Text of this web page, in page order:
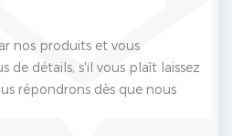
nos produits et vous
de détails, s'il vous plaît laissez
répondrons dès que nous